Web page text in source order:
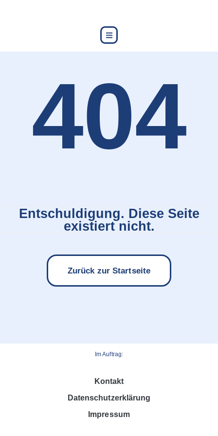
404
Entschuldigung. Diese Seite
existiert nicht.
Zurück zur Startseite
Im Auftrag:
Kontakt
Datenschutzerklärung
Impressum